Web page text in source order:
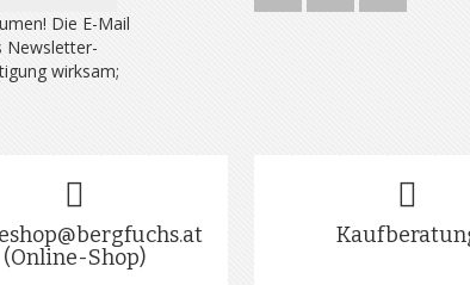
Die E-Mail
Newsletter-
wirksam;
(Online-Shop)